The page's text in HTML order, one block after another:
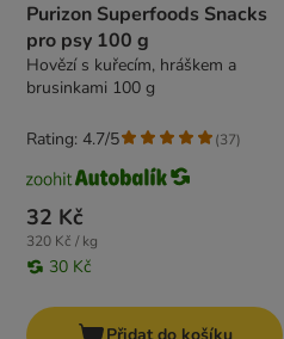
Purizon Superfoods Snacks
pro psy 100 g
Hovězí s kuřecím, hráškem a
brusinkami 100 g
32 Kč
320 Kč / kg
30 Kč
Rating: 4.7/5 (37)